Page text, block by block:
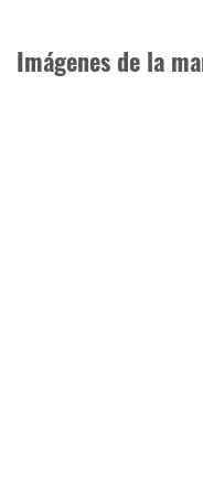
Imágenes de la